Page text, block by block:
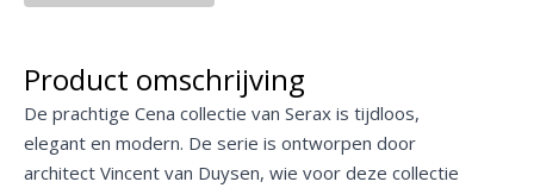
Product omschrijving
De prachtige Cena collectie van Serax is tijdloos,
elegant en modern. De serie is ontworpen door
architect Vincent van Duysen, wie voor deze collectie